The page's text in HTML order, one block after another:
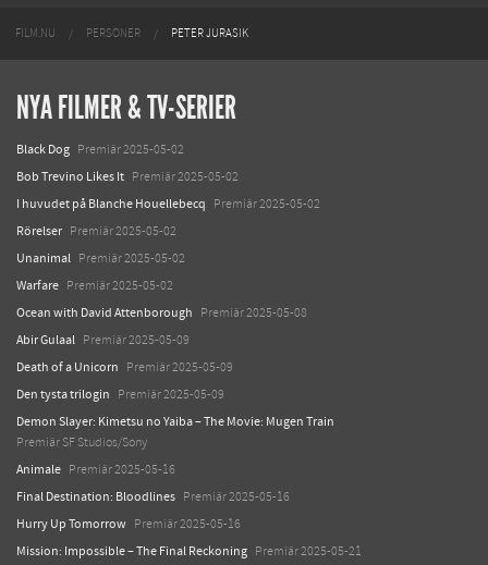
FILM.NU PERSONER PETER JURASIK
NYA FILMER & TV-SERIER
Black Dog Premiär 2025-05-02
Bob Trevino Likes It Premiär 2025-05-02
I huvudet på Blanche Houellebecq Premiär 2025-05-02
Rörelser Premiär 2025-05-02
Unanimal Premiär 2025-05-02
Warfare Premiär 2025-05-02
Ocean with David Attenborough Premiär 2025-05-08
Abir Gulaal Premiär 2025-05-09
Death of a Unicorn Premiär 2025-05-09
Den tysta trilogin Premiär 2025-05-09
Demon Slayer: Kimetsu no Yaiba – The Movie: Mugen Train
Premiär SF Studios/Sony
Animale Premiär 2025-05-16
Final Destination: Bloodlines Premiär 2025-05-16
Hurry Up Tomorrow Premiär 2025-05-16
Mission: Impossible – The Final Reckoning Premiär 2025-05-21